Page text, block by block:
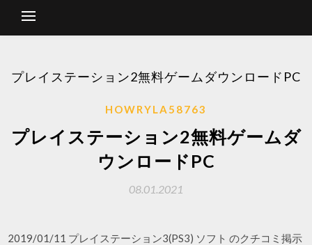
プレイステーション2無料ゲームダウンロードPC
HOWRYLA58763
プレイステーション2無料ゲームダ
ウンロードPC
08.01.2021
2019/01/11 プレイステーション3(PS3) ソフト のクチコミ掲示